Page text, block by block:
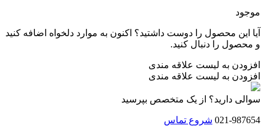
موجود
آیا این محصول را دوست داشتید؟ اکنون به موارد دلخواه اضافه کنید
و محصول را دنبال کنید.
افزودن به لیست علاقه مندی
افزودن به لیست علاقه مندی
سوالی دارید؟ از یک متخصص بپرسید
021-987654 شروع تماس